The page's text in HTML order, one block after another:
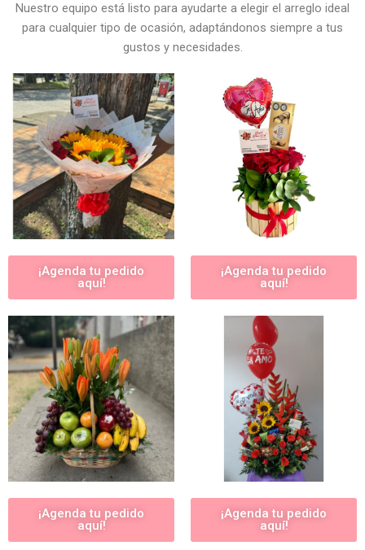
Nuestro equipo está listo para ayudarte a elegir el arreglo ideal
para cualquier tipo de ocasión, adaptándonos siempre a tus
gustos y necesidades.
¡Agenda tu pedido
aquí!
¡Agenda tu pedido
aquí!
¡Agenda tu pedido
aquí!
¡Agenda tu pedido
aquí!